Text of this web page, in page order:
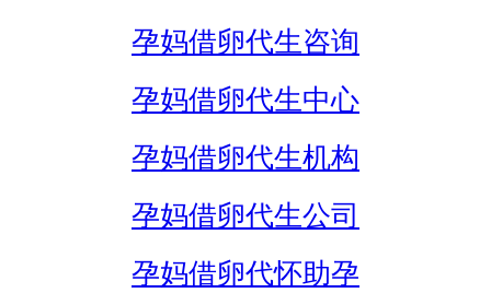
孕妈借卵代生咨询
孕妈借卵代生中心
孕妈借卵代生机构
孕妈借卵代生公司
孕妈借卵代怀助孕